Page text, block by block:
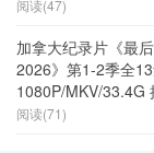
阅读(47)
加拿大纪录片《最
2026》第1-2季全
1080P/MKV/33.4G
阅读(71)